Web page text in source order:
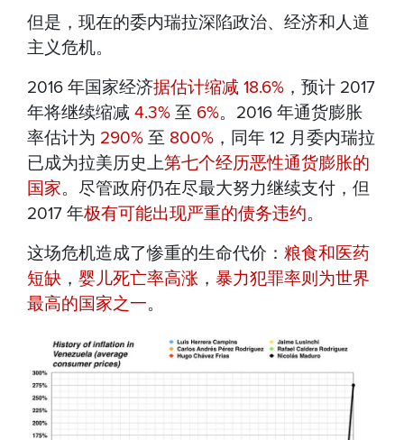
但是，现在的委内瑞拉深陷政治、经济和人道
主义危机。
2016 年国家经济据估计缩减 18.6% ，预计 2017
年将继续缩减 4.3% 至 6%。2016 年通货膨胀
率估计为 290% 至 800% ，同年 12 月委内瑞拉
已成为拉美历史上第七个经历恶性通货膨胀的
国家。尽管政府仍在尽最大努力继续支付，但
2017 年极有可能出现严重的债务违约。
这场危机造成了惨重的生命代价： 粮食和医药
短缺 ， 婴儿死亡率高涨 ， 暴力犯罪率则为世界
最高的国家之一。